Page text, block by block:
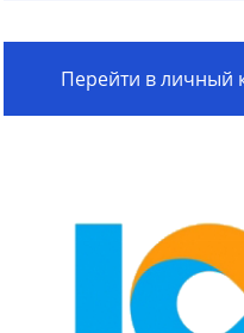
Перейти в личный